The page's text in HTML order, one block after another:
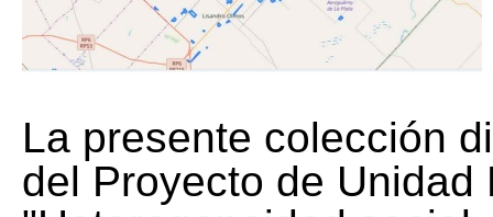
La presente colección
del Proyecto de Unidad